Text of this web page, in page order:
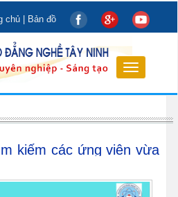
chủ Bản đồ
Toggle
navigation
kiếm các ứng viên vừa
có kinh nghiệm